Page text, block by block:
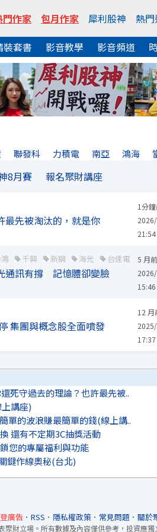
門作家 包月作家 犀利股神 熱
裝套書 影音教學 影音頻道
聯發科 力積電 南亞 鴻海
8月賽 報名聚財講座
1分
21:54
最先被淘汰的，就是你
千興 新鋼 海光 台達電 鴻海
5 月前
15:46
通訊有撐 記憶體卻變臉
12 月
17:37
集團與概念股全面噴發
死守過去的理論？也許最先被..
講座)
單的波浪賺最簡單的錢(線上講..
還有不定期3C抽獎活動
您的專屬福利與功能
鍵作線奧秘(台北)
廣告 ． RSS ． 隱私權政策． 常見問題 ． 關於
財立場。所有數據及內容僅供參考，投資應